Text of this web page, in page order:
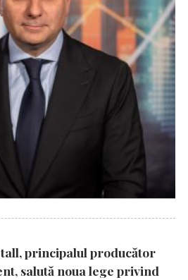
principalul producător
salută noua lege privind